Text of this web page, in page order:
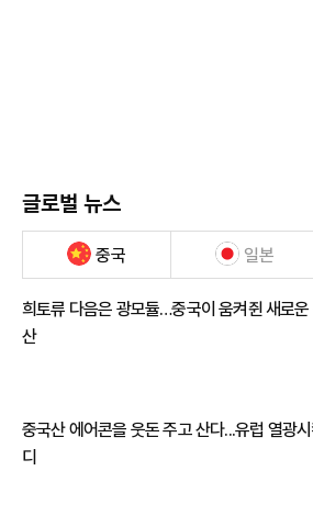
글로벌 뉴스
중국 일본
희토류 다음은 광모듈…중국이 움켜쥔 새로운
산
중국산 에어콘을 웃돈 주고 산다...유럽 열광시
디